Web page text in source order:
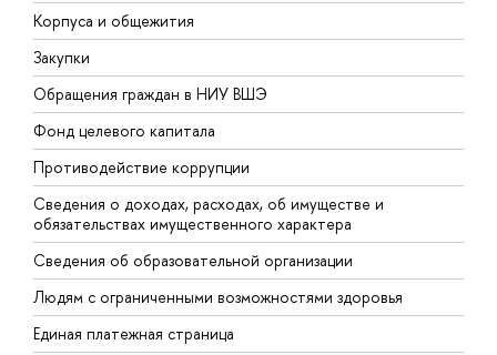
Корпуса и общежития
Закупки
Обращения граждан в НИУ ВШЭ
Фонд целевого капитала
Противодействие коррупции
Сведения о доходах, расходах, об имуществе и
обязательствах имущественного характера
Сведения об образовательной организации
Людям с ограниченными возможностями здоровья
Единая платежная страница